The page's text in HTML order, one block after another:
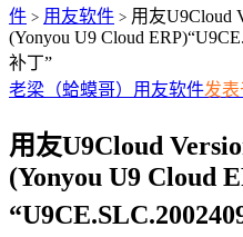
件 > 用友软件 > 用友U9Cloud
(Yonyou U9 Cloud
补丁”
老梁（蛤蟆哥） 用友软件发表
用友U9Cloud
(Yonyou U9 Cloud